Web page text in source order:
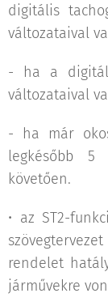
digitális
változataival
- ha a
változataival
- ha már
legkésőbb 5
követően.
• az ST2-
rendelet
járművekre